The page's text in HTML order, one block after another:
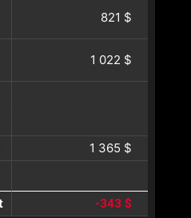
821 $
1 022 $
1 365 $
-343 $